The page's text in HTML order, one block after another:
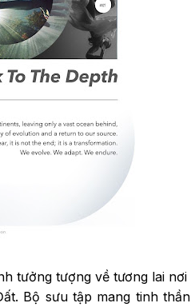
tưởng tượng về tương lai nơi
Bộ sưu tập mang tinh